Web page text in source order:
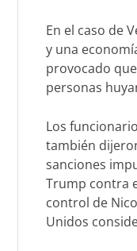
En el caso de
y una
provocado
personas
Los
también
sanciones
Trump contra
control de
Unidos